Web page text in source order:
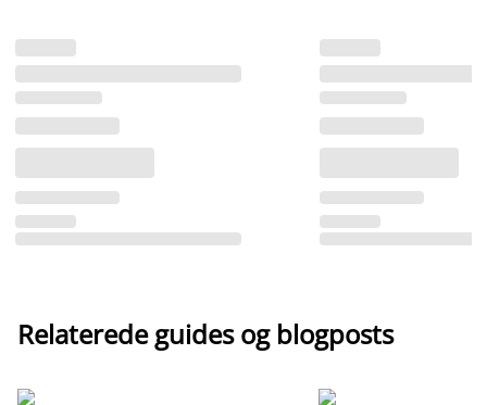
Relaterede guides og blogposts